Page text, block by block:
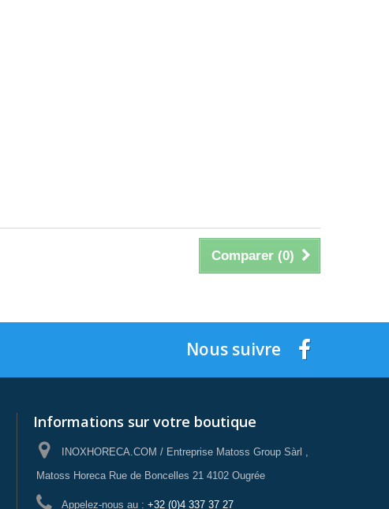
Comparer (0)
Nous suivre
Informations sur votre boutique
INOXHORECA.COM / Entreprise Matoss Group Sàrl ,
Matoss Horeca Rue de Boncelles 21 4102 Ougrée
Appelez-nous au : +32 (0)4 337 37 27